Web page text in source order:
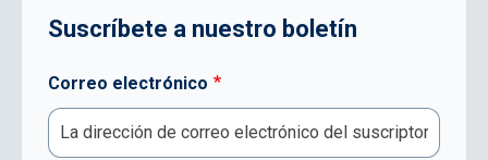
Suscríbete a nuestro boletín
Correo electrónico